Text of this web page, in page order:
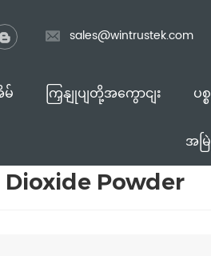
sales@wintrustek.com
ကြှနျုပျတို့အကွောငျး ပ
အမ
Powder